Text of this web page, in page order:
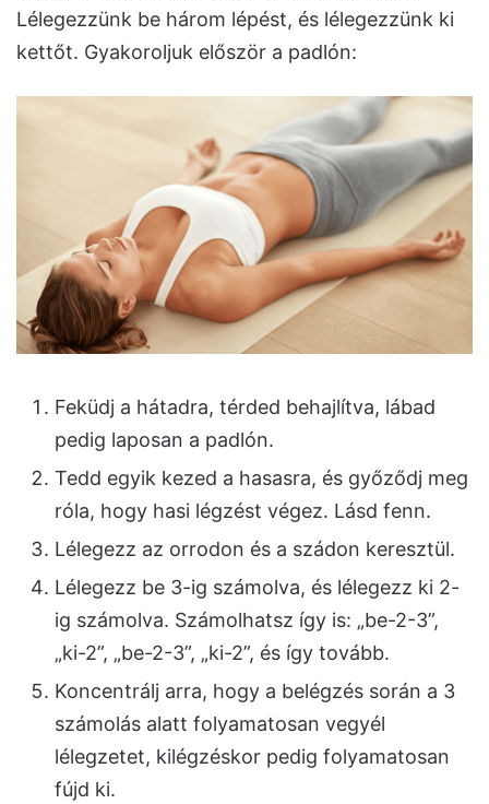
Lélegezzünk be három lépést, és lélegezzünk ki
kettőt. Gyakoroljuk először a padlón:
Feküdj a hátadra, térded behajlítva, lábad
pedig laposan a padlón.
Tedd egyik kezed a hasasra, és győződj meg
róla, hogy hasi légzést végez. Lásd fenn.
Lélegezz az orrodon és a szádon keresztül.
Lélegezz be 3-ig számolva, és lélegezz ki 2-
ig számolva. Számolhatsz így is: „be-2-3”,
„ki-2”, „be-2-3”, „ki-2”, és így tovább.
Koncentrálj arra, hogy a belégzés során a 3
számolás alatt folyamatosan vegyél
lélegzetet, kilégzéskor pedig folyamatosan
fújd ki.